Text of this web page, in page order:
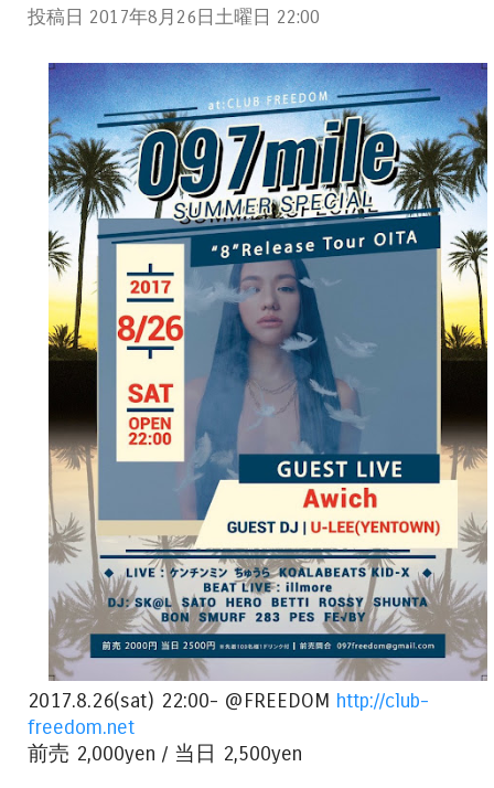
投稿日 2017年8月26日土曜日 22:00
2017.8.26(sat) 22:00- @FREEDOM http://club-
freedom.net
前売 2,000yen / 当日 2,500yen